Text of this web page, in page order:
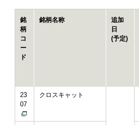
銘
柄
コ
ー
ド
銘柄名称
追加
日
(予定)
23
07
クロスキャット